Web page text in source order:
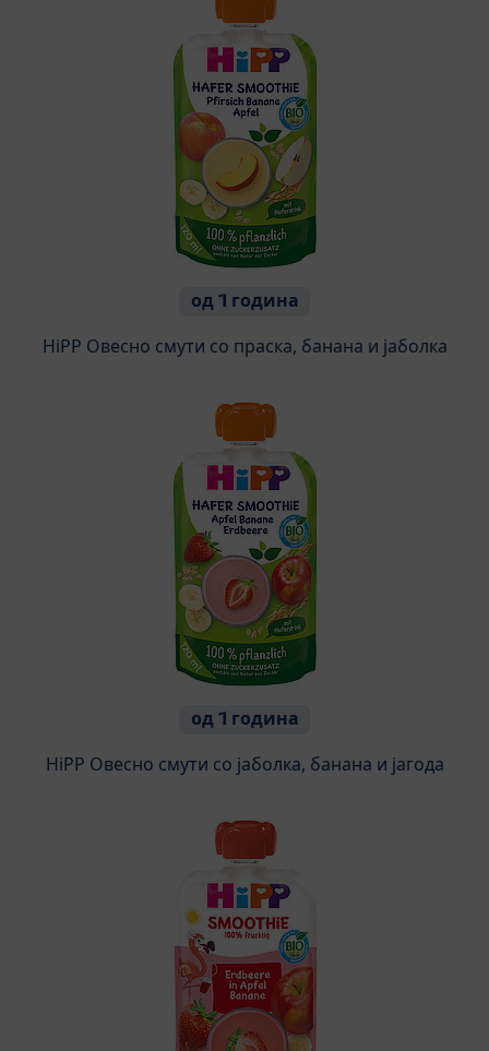
од 1 година
HiPP Овесно смути со праска, банана и јаболка
од 1 година
HiPP Овесно смути со jаболка, банана и јагода